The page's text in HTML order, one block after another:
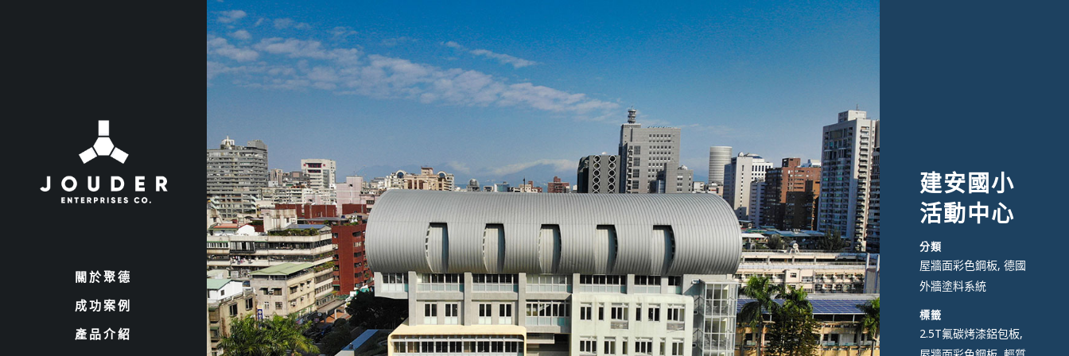
關於聚德
成功案例
產品介紹
建安國小
活動中心
分類
屋牆面彩色鋼板, 德國
外牆塗料系統
標籤
2.5T氟碳烤漆鋁包板,